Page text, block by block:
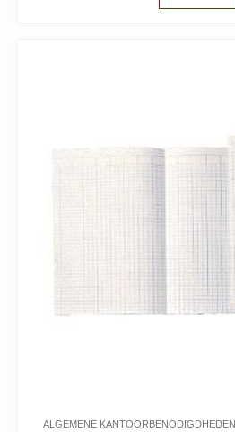
ALGEMENE KANTOORBENODIGDHEDEN